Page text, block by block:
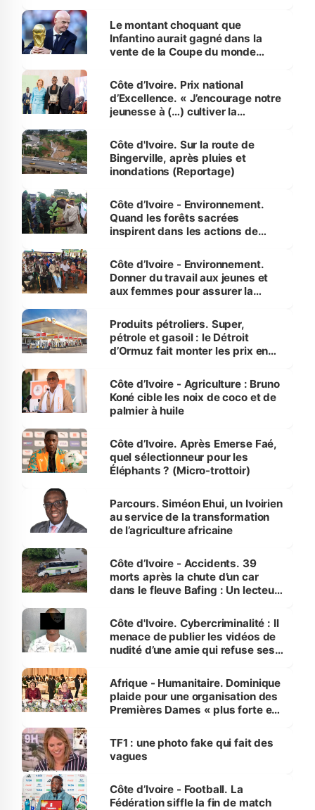
Le montant choquant que
Infantino aurait gagné dans la
vente de la Coupe du monde
Côte d’Ivoire. Prix national
d’Excellence. « J’encourage notre
jeunesse à (…) cultiver la
(Alassane Ouattara
Côte d'Ivoire. Sur la route de
Bingerville, après pluies et
inondations (Reportage)
Côte d’Ivoire - Environnement.
Quand les forêts sacrées
inspirent dans les actions de
Côte d’Ivoire - Environnement.
Donner du travail aux jeunes et
aux femmes pour assurer la
menacées
Produits pétroliers. Super,
pétrole et gasoil : le Détroit
d’Ormuz fait monter les prix en
Côte d’Ivoire - Agriculture : Bruno
Koné cible les noix de coco et de
palmier à huile
Côte d’Ivoire. Après Emerse Faé,
quel sélectionneur pour les
Éléphants ? (Micro-trottoir)
Parcours. Siméon Ehui, un Ivoirien
au service de la transformation
de l’agriculture africaine
Côte d’Ivoire - Accidents. 39
morts après la chute d’un car
dans le fleuve Bafing : Un lecteur
des Transports
Côte d'Ivoire. Cybercriminalité : Il
menace de publier les vidéos de
nudité d’une amie qui refuse ses
Afrique - Humanitaire. Dominique
plaide pour une organisation des
Premières Dames « plus forte et
sur la scène internationale »
TF1 : une photo fake qui fait des
vagues
Côte d’Ivoire - Football. La
Fédération siffle la fin de match